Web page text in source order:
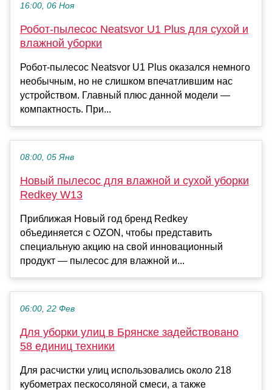
16:00, 06 Ноя
Робот-пылесос Neatsvor U1 Plus для сухой и
влажной уборки
Робот-пылесос Neatsvor U1 Plus оказался немного
необычным, но не слишком впечатлившим нас
устройством. Главный плюс данной модели —
компактность. При...
08:00, 05 Янв
Новый пылесос для влажной и сухой уборки
Redkey W13
Приближая Новый год бренд Redkey
объединяется с OZON, чтобы представить
специальную акцию на свой инновационный
продукт — пылесос для влажной и...
06:00, 22 Фев
Для уборки улиц в Брянске задействовано
58 единиц техники
Для расчистки улиц использовались около 218
кубометрах пескосоляной смеси, а также